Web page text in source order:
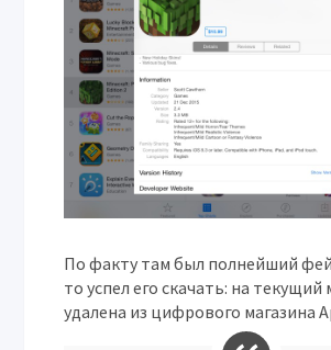
По факту там был полнейший
то успел его скачать: на
удалена из цифрового магазина